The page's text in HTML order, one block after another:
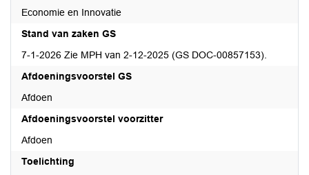
Economie en Innovatie
Stand van zaken GS
7-1-2026 Zie MPH van 2-12-2025 (GS DOC-00857153).
Afdoeningsvoorstel GS
Afdoen
Afdoeningsvoorstel voorzitter
Afdoen
Toelichting